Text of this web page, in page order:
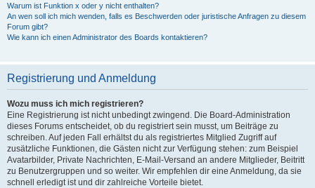
Warum ist Funktion x oder y nicht enthalten?
An wen soll ich mich wenden, falls es Beschwerden oder juristische Anfragen zu diesem
Forum gibt?
Wie kann ich einen Administrator des Boards kontaktieren?
Registrierung und Anmeldung
Wozu muss ich mich registrieren?
Eine Registrierung ist nicht unbedingt zwingend. Die Board-Administration
dieses Forums entscheidet, ob du registriert sein musst, um Beiträge zu
schreiben. Auf jeden Fall erhältst du als registriertes Mitglied Zugriff auf
zusätzliche Funktionen, die Gästen nicht zur Verfügung stehen: zum Beispiel
Avatarbilder, Private Nachrichten, E-Mail-Versand an andere Mitglieder, Beitritt
zu Benutzergruppen und so weiter. Wir empfehlen dir eine Anmeldung, da sie
schnell erledigt ist und dir zahlreiche Vorteile bietet.